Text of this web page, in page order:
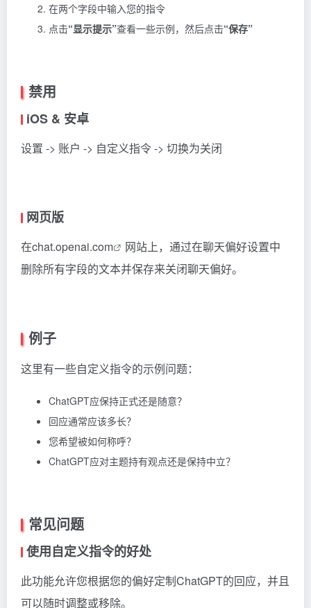
在两个字段中输入您的指令
点击“显示提示”查看一些示例，然后点击“保存”
禁用
iOS & 安卓
设置 -> 账户 -> 自定义指令 -> 切换为关闭
网页版
在chat.openai.com
网站上，通过在聊天偏好设置中
删除所有字段的文本并保存来关闭聊天偏好。
例子
这里有一些自定义指令的示例问题：
ChatGPT应保持正式还是随意？
回应通常应该多长？
您希望被如何称呼？
ChatGPT应对主题持有观点还是保持中立？
常见问题
使用自定义指令的好处
此功能允许您根据您的偏好定制ChatGPT的回应，并且
可以随时调整或移除。